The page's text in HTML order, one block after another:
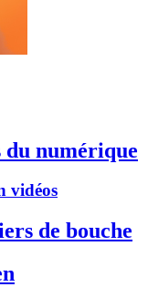
du numérique
vidéos
de bouche